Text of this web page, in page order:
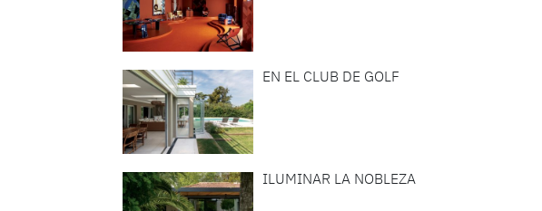
EN EL CLUB DE GOLF
ILUMINAR LA NOBLEZA